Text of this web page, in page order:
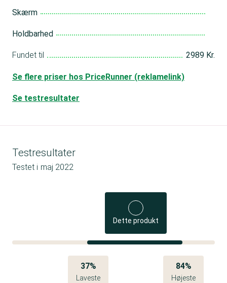
Skærm
Holdbarhed
Fundet til 2989 Kr.
Se flere priser hos PriceRunner (reklamelink)
Se testresultater
Testresultater
Testet i maj 2022
Dette produkt
37%
Laveste
84%
Højeste